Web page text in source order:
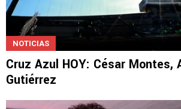
NOTICIAS
Cruz Azul HOY: César Montes,
Gutiérrez